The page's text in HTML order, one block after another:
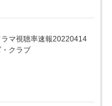
マ視聴率速報20220414
クラブ